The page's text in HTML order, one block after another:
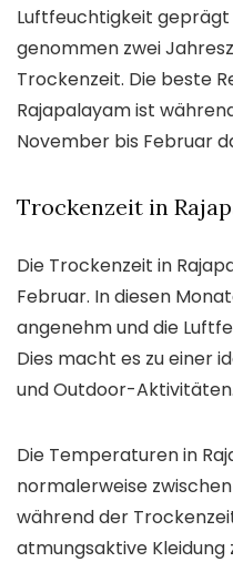
Luftfeuchtigkeit geprägt
genommen zwei
Trockenzeit. Die beste
Rajapalayam ist
November bis Februar
Trockenzeit in
Die Trockenzeit in
Februar. In diesen
angenehm und die
Dies macht es zu einer
und Outdoor-Aktivitäten.
Die Temperaturen in
normalerweise
während der
atmungsaktive